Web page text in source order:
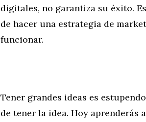
digitales, no garantiza su éxito.
de hacer una estrategia de
funcionar.
Tener grandes ideas es
de tener la idea. Hoy aprenderás